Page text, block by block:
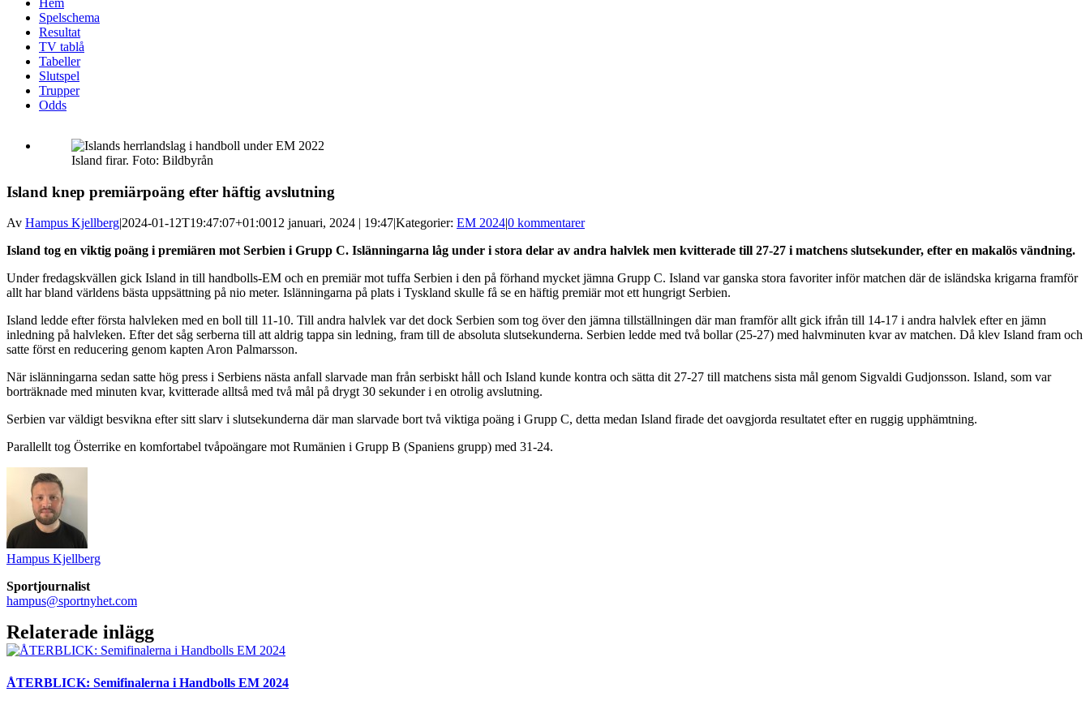
Hem
Spelschema
Resultat
TV tablå
Tabeller
Slutspel
Trupper
Odds
Island firar. Foto: Bildbyrån
Island knep premiärpoäng efter häftig avslutning
Av Hampus Kjellberg|2024-01-12T19:47:07+01:0012 januari, 2024 | 19:47|Kategorier: EM 2024|0 kommentarer
Island tog en viktig poäng i premiären mot Serbien i Grupp C. Islänningarna låg under i stora delar av andra halvlek men kvitterade till 27-27 i matchens slutsekunder, efter en makalös vändning.
Under fredagskvällen gick Island in till handbolls-EM och en premiär mot tuffa Serbien i den på förhand mycket jämna Grupp C. Island var ganska stora favoriter inför matchen där de isländska krigarna framför
allt har bland världens bästa uppsättning på nio meter. Islänningarna på plats i Tyskland skulle få se en häftig premiär mot ett hungrigt Serbien.
Island ledde efter första halvleken med en boll till 11-10. Till andra halvlek var det dock Serbien som tog över den jämna tillställningen där man framför allt gick ifrån till 14-17 i andra halvlek efter en jämn
inledning på halvleken. Efter det såg serberna till att aldrig tappa sin ledning, fram till de absoluta slutsekunderna. Serbien ledde med två bollar (25-27) med halvminuten kvar av matchen. Då klev Island fram och
satte först en reducering genom kapten Aron Palmarsson.
När islänningarna sedan satte hög press i Serbiens nästa anfall slarvade man från serbiskt håll och Island kunde kontra och sätta dit 27-27 till matchens sista mål genom Sigvaldi Gudjonsson. Island, som var
borträknade med minuten kvar, kvitterade alltså med två mål på drygt 30 sekunder i en otrolig avslutning.
Serbien var väldigt besvikna efter sitt slarv i slutsekunderna där man slarvade bort två viktiga poäng i Grupp C, detta medan Island firade det oavgjorda resultatet efter en ruggig upphämtning.
Parallellt tog Österrike en komfortabel tvåpoängare mot Rumänien i Grupp B (Spaniens grupp) med 31-24.
Hampus Kjellberg
Sportjournalist
hampus@sportnyhet.com
Relaterade inlägg
ÅTERBLICK: Semifinalerna i Handbolls EM 2024